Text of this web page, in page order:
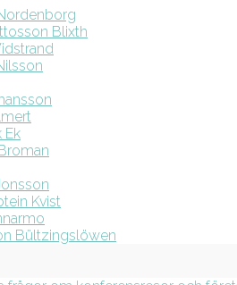
Blixth
Ek
Kvist
Bültzingslöwen